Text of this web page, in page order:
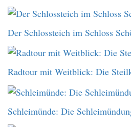
Der Schlossteich im Schloss
Radtour mit Weitblick: Die
Schleimünde: Die